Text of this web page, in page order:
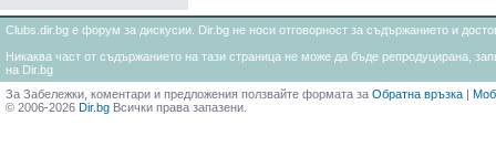
Clubs.dir.bg е форум за дискусии. Dir.bg не носи отговорност за съдържанието и
Никаква част от съдържанието на тази страница не може да бъде репродуцирана,
на Dir.bg
За Забележки, коментари и предложения ползвайте формата за Обратна връзка |
© 2006-2026 Dir.bg Всички права запазени.